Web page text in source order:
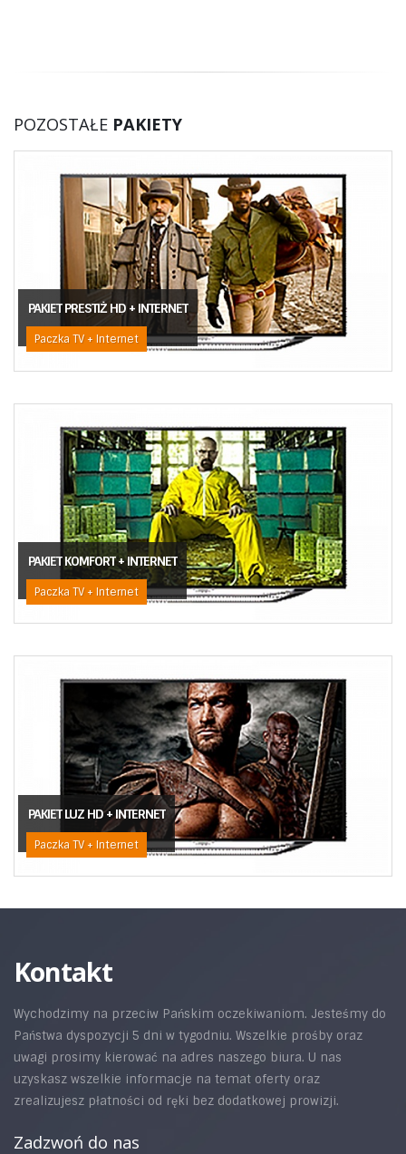
POZOSTAŁE PAKIETY
PAKIET PRESTIŻ HD + INTERNET
Paczka TV + Internet
PAKIET KOMFORT + INTERNET
Paczka TV + Internet
PAKIET LUZ HD + INTERNET
Paczka TV + Internet
Kontakt
Wychodzimy na przeciw Pańskim oczekiwaniom. Jesteśmy do
Państwa dyspozycji 5 dni w tygodniu. Wszelkie prośby oraz
uwagi prosimy kierować na adres naszego biura. U nas
uzyskasz wszelkie informacje na temat oferty oraz
zrealizujesz płatności od ręki bez dodatkowej prowizji.
Zadzwoń do nas